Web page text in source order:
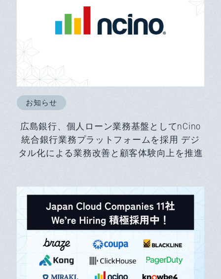
お知らせ
広島銀行、個人ローン業務基盤としてnCino
統合銀行業務プラットフォームを採用 デジ
タル化による業務改善と顧客体験向上を推進